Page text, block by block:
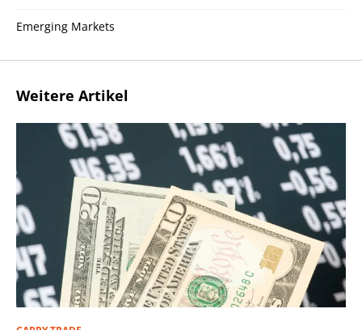
Emerging Markets
Weitere Artikel